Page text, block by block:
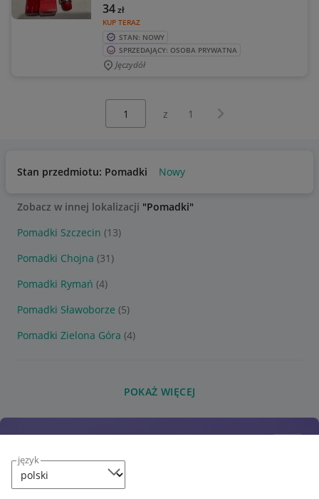
język
KUP TERAZ
34zł
STAN: NOWY
SPRZEDAJĄCY: OSOBA PRYWATNA
Jęczydół
z 1 Następna strona
Stan przedmiotu: Pomadki Nowy
Zobacz w innej lokalizacji "Pomadki"
Pomadki Szczecin (13)
Pomadki Chojna (31)
Pomadki Rymań (4)
Pomadki Sławoborze (5)
Pomadki Zielona Góra (4)
POKAŻ WIĘCEJ